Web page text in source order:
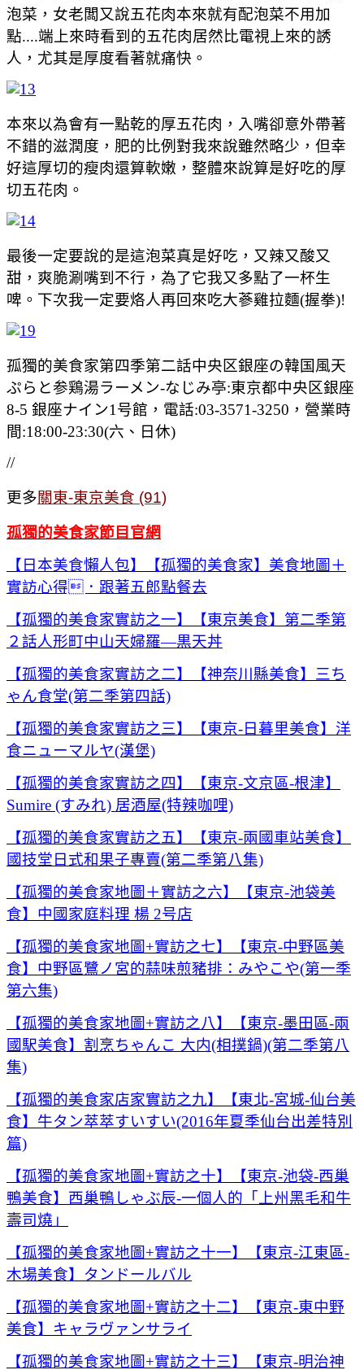
泡菜，女老闆又說五花肉本來就有配泡菜不用加
點....端上來時看到的五花肉居然比電視上來的誘
人，尤其是厚度看著就痛快。
本來以為會有一點乾的厚五花肉，入嘴卻意外帶著
不錯的滋潤度，肥的比例對我來說雖然略少，但幸
好這厚切的瘦肉還算軟嫩，整體來說算是好吃的厚
切五花肉。
最後一定要說的是這泡菜真是好吃，又辣又酸又
甜，爽脆涮嘴到不行，為了它我又多點了一杯生
啤。下次我一定要烙人再回來吃大蔘雞拉麵(握拳)!
孤獨的美食家第四季第二話中央区銀座の韓国風天
ぷらと参鶏湯ラーメン-なじみ亭:東京都中央区銀座
8-5 銀座ナイン1号館，電話:03-3571-3250，營業時
間:18:00-23:30(六、日休)
//
更多關東-東京美食 (91)
孤獨的美食家節目官網
【日本美食懶人包】【孤獨的美食家】美食地圖＋
實訪心得．跟著五郎點餐去
【孤獨的美食家實訪之一】【東京美食】第二季第
２話人形町中山天婦羅—黒天丼
【孤獨的美食家實訪之二】【神奈川縣美食】三ち
ゃん食堂(第二季第四話)
【孤獨的美食家實訪之三】【東京-日暮里美食】洋
食ニューマルヤ(漢堡)
【孤獨的美食家實訪之四】【東京-文京區-根津】
Sumire (すみれ) 居酒屋(特辣咖哩)
【孤獨的美食家實訪之五】【東京-兩國車站美食】
國技堂日式和果子專賣(第二季第八集)
【孤獨的美食家地圖＋實訪之六】【東京-池袋美
食】中國家庭料理 楊 2号店
【孤獨的美食家地圖+實訪之七】【東京-中野區美
食】中野區鷺ノ宮的蒜味煎豬排：みやこや(第一季
第六集)
【孤獨的美食家地圖+實訪之八】【東京-墨田區-兩
國駅美食】割烹ちゃんこ 大内(相撲鍋)(第二季第八
集)
【孤獨的美食家店家實訪之九】【東北-宮城-仙台美
食】牛タン萃萃すいすい(2016年夏季仙台出差特別
篇)
【孤獨的美食家地圖+實訪之十】【東京-池袋-西巢
鴨美食】西巢鴨しゃぶ辰-一個人的「上州黑毛和牛
壽司燒」
【孤獨的美食家地圖+實訪之十一】【東京-江東區-
木場美食】タンドールバル
【孤獨的美食家地圖+實訪之十二】【東京-東中野
美食】キャラヴァンサライ
【孤獨的美食家地圖+實訪之十三】【東京-明治神